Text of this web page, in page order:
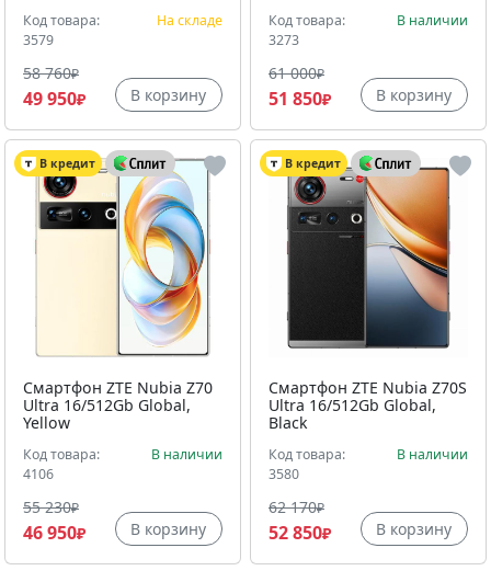
Код товара:
3579
На складе
58 760₽
49 950₽ В корзину
Код товара:
3273
В наличии
61 000₽
51 850₽ В корзину
В кредит
Смартфон ZTE Nubia Z70
Ultra 16/512Gb Global,
Yellow
Код товара:
4106
В наличии
55 230₽
46 950₽ В корзину
В кредит
Смартфон ZTE Nubia Z70S
Ultra 16/512Gb Global,
Black
Код товара:
3580
В наличии
62 170₽
52 850₽ В корзину